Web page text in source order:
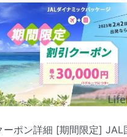
ーポン詳細 [期間限定] JAL